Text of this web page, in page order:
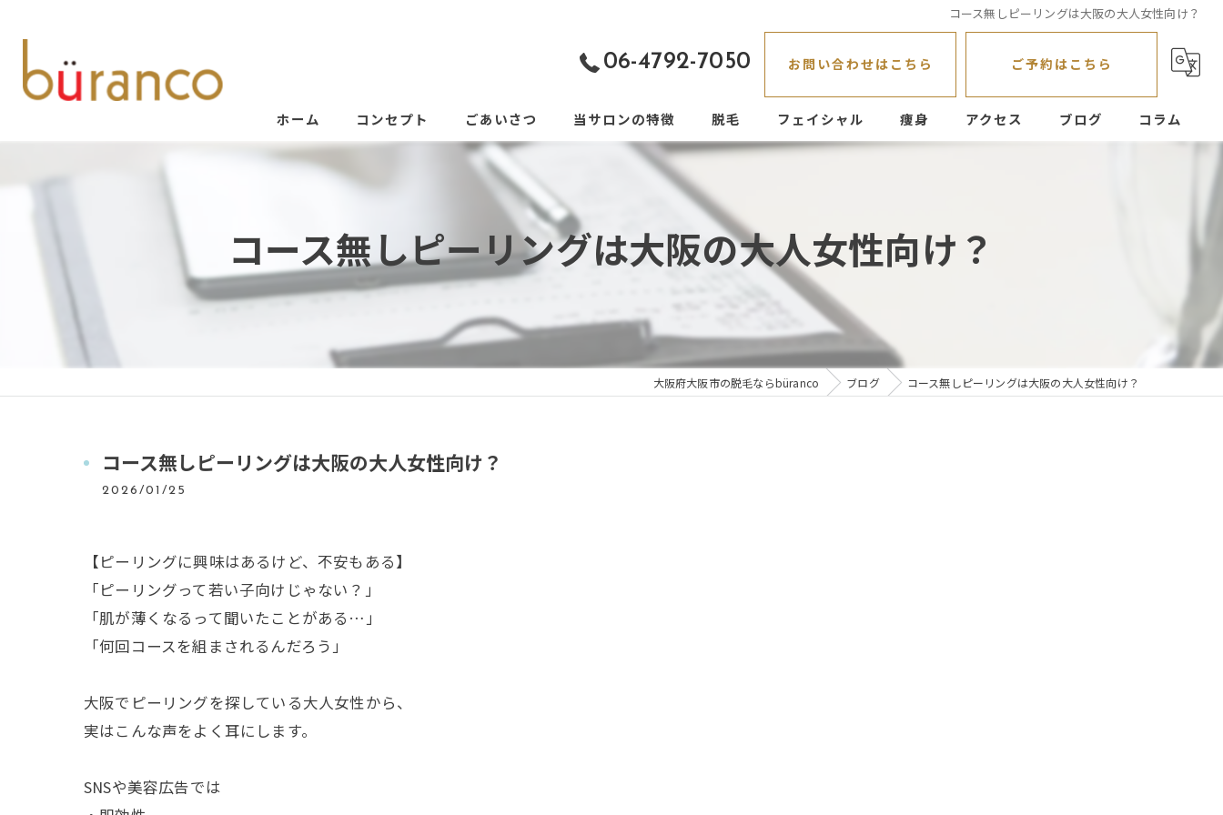
コース無しピーリングは大阪の大人女性向け？
06-4792-7050 お問い合わせはこちら ご予約はこちら
ホーム コンセプト ごあいさつ 当サロンの特徴
フェイシャル
痛くない
脱毛 フェイシャル 痩身 アクセス ブログ コラム
コース無しピーリングは大阪の大人女性向け？
大阪府大阪市の脱毛ならbüranco ブログ コース無しピーリングは大阪の大人女性向け？
コース無しピーリングは大阪の大人女性向け？
2026/01/25
【ピーリングに興味はあるけど、不安もある】
「ピーリングって若い子向けじゃない？」
「肌が薄くなるって聞いたことがある…」
「何回コースを組まされるんだろう」
大阪でピーリングを探している大人女性から、
実はこんな声をよく耳にします。
SNSや美容広告では